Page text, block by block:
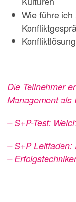
Wie führe ich
Die Teilnehmer
Management als
– S+P-Test:
– S+P Leitfaden:
–